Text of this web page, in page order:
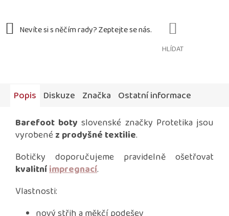
HLÍDAT
Popis Diskuze Značka Ostatní informace
Barefoot boty slovenské značky Protetika jsou
vyrobené z prodyšné textilie.
Botičky doporučujeme pravidelně ošetřovat
kvalitníimpregnací.
Vlastnosti: